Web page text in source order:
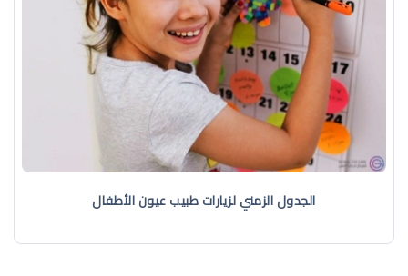
الجدول الزمني لزيارات طبيب عيون الأطفال